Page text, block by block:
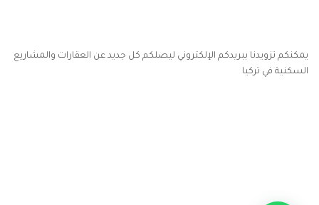
يمكنكم تزويدنا ببريدكم الإلكتروني ليصلكم كل جديد عن العقارات والمشاريع
السكنية في تركيا